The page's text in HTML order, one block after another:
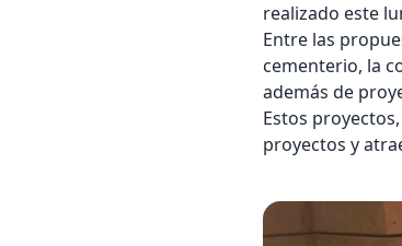
realizado este
Entre las
cementerio, la
además de
Estos
proyectos y